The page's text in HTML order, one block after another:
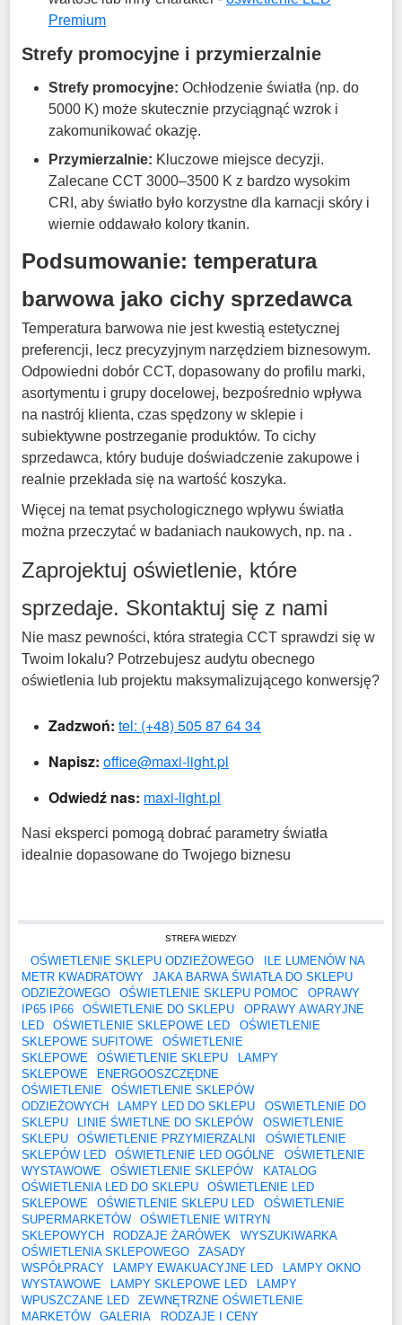
Premium
Strefy promocyjne i przymierzalnie
Strefy promocyjne: Ochłodzenie światła (np. do
5000 K) może skutecznie przyciągnąć wzrok i
zakomunikować okazję.
Przymierzalnie: Kluczowe miejsce decyzji.
Zalecane CCT 3000–3500 K z bardzo wysokim
CRI, aby światło było korzystne dla karnacji skóry i
wiernie oddawało kolory tkanin.
Podsumowanie: temperatura
barwowa jako cichy sprzedawca
Temperatura barwowa nie jest kwestią estetycznej
preferencji, lecz precyzyjnym narzędziem biznesowym.
Odpowiedni dobór CCT, dopasowany do profilu marki,
asortymentu i grupy docelowej, bezpośrednio wpływa
na nastrój klienta, czas spędzony w sklepie i
subiektywne postrzeganie produktów. To cichy
sprzedawca, który buduje doświadczenie zakupowe i
realnie przekłada się na wartość koszyka.
Więcej na temat psychologicznego wpływu światła
można przeczytać w badaniach naukowych, np. na .
Zaprojektuj oświetlenie, które
sprzedaje. Skontaktuj się z nami
Nie masz pewności, która strategia CCT sprawdzi się w
Twoim lokalu? Potrzebujesz audytu obecnego
oświetlenia lub projektu maksymalizującego konwersję?
Zadzwoń: tel: (+48) 505 87 64 34
Napisz: office@maxi-light.pl
Odwiedź nas: maxi-light.pl
Nasi eksperci pomogą dobrać parametry światła
idealnie dopasowane do Twojego biznesu
STREFA WIEDZY
OŚWIETLENIE SKLEPU ODZIEŻOWEGO
ILE LUMENÓW NA
METR KWADRATOWY
JAKA BARWA ŚWIATŁA DO SKLEPU
ODZIEŻOWEGO
OŚWIETLENIE SKLEPU POMOC
OPRAWY
IP65 IP66
OŚWIETLENIE DO SKLEPU
OPRAWY AWARYJNE
LED
OŚWIETLENIE SKLEPOWE LED
OŚWIETLENIE
SKLEPOWE SUFITOWE
OŚWIETLENIE
SKLEPOWE
OŚWIETLENIE SKLEPU
LAMPY
SKLEPOWE
ENERGOOSZCZĘDNE
OŚWIETLENIE
OŚWIETLENIE SKLEPÓW
ODZIEŻOWYCH
LAMPY LED DO SKLEPU
OSWIETLENIE DO
SKLEPU
LINIE ŚWIETLNE DO SKLEPÓW
OSWIETLENIE
SKLEPU
OŚWIETLENIE PRZYMIERZALNI
OŚWIETLENIE
SKLEPÓW LED
OŚWIETLENIE LED OGÓLNE
OŚWIETLENIE
WYSTAWOWE
OŚWIETLENIE SKLEPÓW
KATALOG
OŚWIETLENIA LED DO SKLEPU
OŚWIETLENIE LED
SKLEPOWE
OŚWIETLENIE SKLEPU LED
OŚWIETLENIE
SUPERMARKETÓW
OŚWIETLENIE WITRYN
SKLEPOWYCH
RODZAJE ŻARÓWEK
WYSZUKIWARKA
OŚWIETLENIA SKLEPOWEGO
ZASADY
WSPÓŁPRACY
LAMPY EWAKUACYJNE LED
LAMPY OKNO
WYSTAWOWE
LAMPY SKLEPOWE LED
LAMPY
WPUSZCZANE LED
ZEWNĘTRZNE OŚWIETLENIE
MARKETÓW
GALERIA RODZAJE I CENY